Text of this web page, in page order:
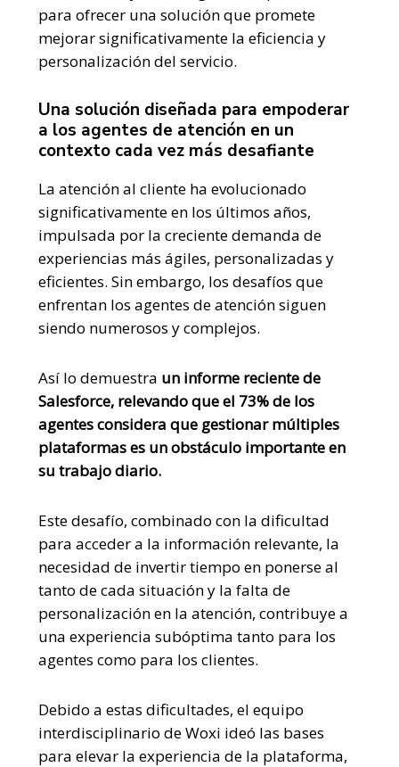
para ofrecer una solución que promete
mejorar significativamente la eficiencia y
personalización del servicio.
Una solución diseñada para empoderar
a los agentes de atención en un
contexto cada vez más desafiante
La atención al cliente ha evolucionado
significativamente en los últimos años,
impulsada por la creciente demanda de
experiencias más ágiles, personalizadas y
eficientes. Sin embargo, los desafíos que
enfrentan los agentes de atención siguen
siendo numerosos y complejos.
Así lo demuestra un informe reciente de
Salesforce, relevando que el 73% de los
agentes considera que gestionar múltiples
plataformas es un obstáculo importante en
su trabajo diario.
Este desafío, combinado con la dificultad
para acceder a la información relevante, la
necesidad de invertir tiempo en ponerse al
tanto de cada situación y la falta de
personalización en la atención, contribuye a
una experiencia subóptima tanto para los
agentes como para los clientes.
Debido a estas dificultades, el equipo
interdisciplinario de Woxi ideó las bases
para elevar la experiencia de la plataforma,